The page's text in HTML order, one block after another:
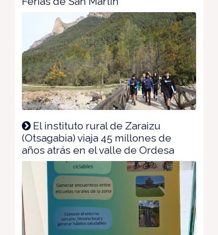
El instituto rural de Zaraizu
(Otsagabia) viaja 45 millones de
años atrás en el valle de Ordesa